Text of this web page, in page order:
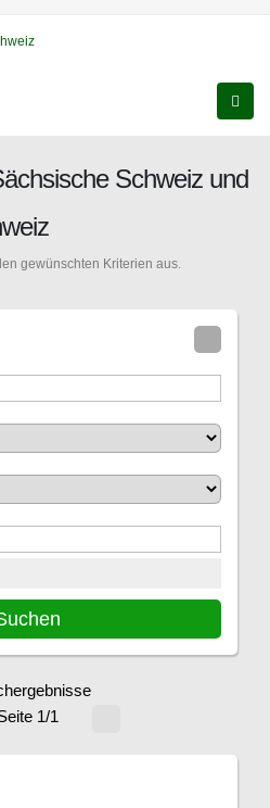
Schweiz und
gewünschten Kriterien aus.
1/1